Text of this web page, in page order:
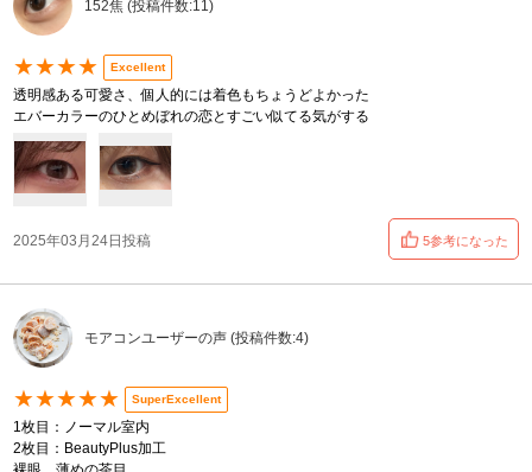
152焦 (投稿件数:11)
★★★★ Excellent
透明感ある可愛さ、個人的には着色もちょうどよかった
エバーカラーのひとめぼれの恋とすごい似てる気がする
2025年03月24日投稿 5参考になった
モアコンユーザーの声 (投稿件数:4)
★★★★★ SuperExcellent
1枚目：ノーマル室内
2枚目：BeautyPlus加工